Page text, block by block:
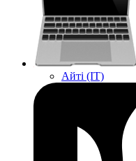
Айті (IT)